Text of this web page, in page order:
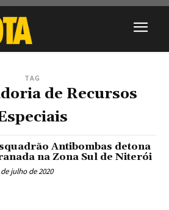
TAG
de Recursos
Antibombas detona
na Zona Sul de Niterói
de julho de 2020